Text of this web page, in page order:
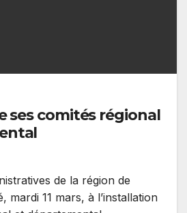
ses comités régional
de la région de
mardi 11 mars, à l’installation